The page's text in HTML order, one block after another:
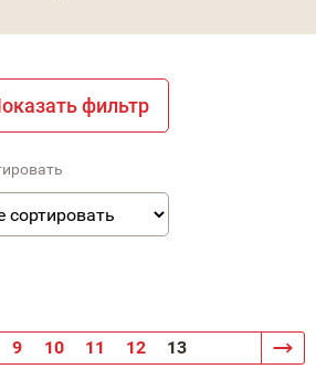
9 10 11 12 13
фильтр